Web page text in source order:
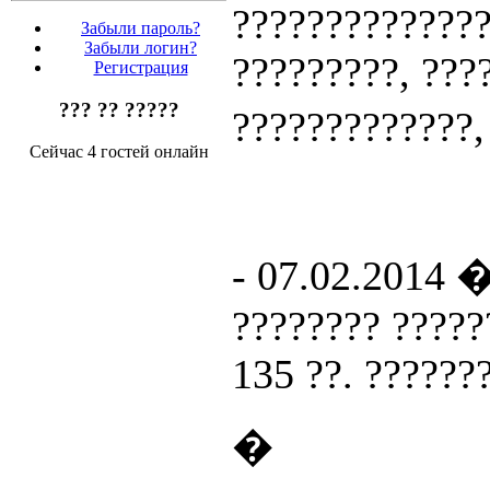
Забыли пароль?
Забыли логин?
Регистрация
??? ?? ?????
Сейчас 4 гостей онлайн
?????????,
- 07.02.2014
????????
135 ??.
�